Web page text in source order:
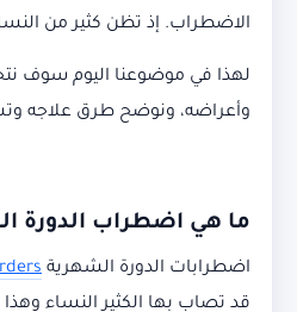
الاضطراب. إذ تظن كثير من
لهذا في موضوعنا اليوم سوف
وأعراضه، ونوضح طرق علاجه
ما هي اضطراب الدورة
اضطرابات الدورة الشهرية
قد تصاب بها الكثير النساء